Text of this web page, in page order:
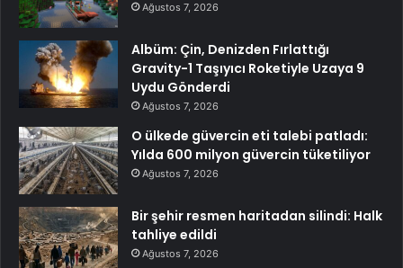
Ağustos 7, 2026
Albüm: Çin, Denizden Fırlattığı
Gravity-1 Taşıyıcı Roketiyle Uzaya 9
Uydu Gönderdi
Ağustos 7, 2026
O ülkede güvercin eti talebi patladı:
Yılda 600 milyon güvercin tüketiliyor
Ağustos 7, 2026
Bir şehir resmen haritadan silindi: Halk
tahliye edildi
Ağustos 7, 2026